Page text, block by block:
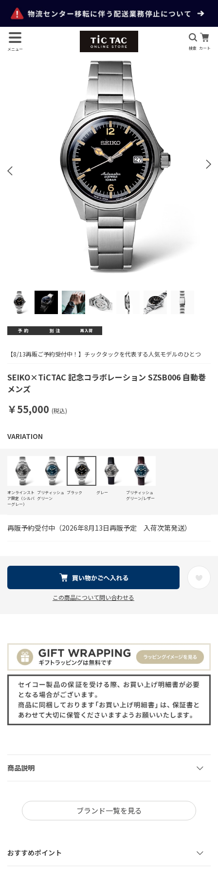
メニュー 検索 カート
SEIKO×TiCTAC 記念コラボレーション SZSB006 自動巻
メンズ
【8/13再販ご予約受付中！】チックタックを代表する人気モデルのひとつ
￥55,000 (税込)
再販予約受付中（2026年8月13日再販予定 入荷次第発送）
オンラインスト
ア限定（シルバ
ーグレー）
ブリティッシュ
グリーン
ブラック グレー
ブリティッシュ
グリーン/レザー
この商品について問い合わせる
商品説明
ブランド一覧を見る
おすすめポイント